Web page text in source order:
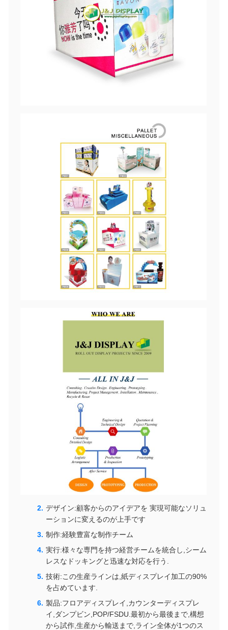
デザイン:顧客からのアイデアを 実現可能なソリュ
ーションに変えるのが上手です
制作:経験豊富な制作チーム
実行:様々な専門を持つ経営チームを統合し,シーム
レスなドッキングと迅速な対応を行う.
技術:この生産ラインは,紙ディスプレイ加工の90%
を占めています.
製品:フロアディスプレイ,カウンターディスプレ
イ,ダンプビン,POP/FSDU.最初から最後まで,構想
から試作,生産から輸送まで,ライン全体が1つのス